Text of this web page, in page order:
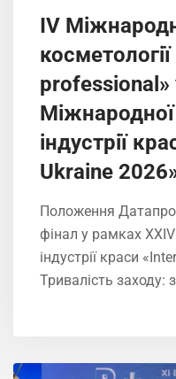
IV
professional»
індустрії
Ukrainе
Положення
фінал у рамках
індустрії краси
Тривалість заходу: